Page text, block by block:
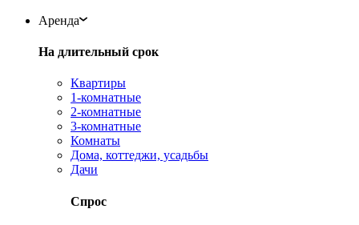
Аренда
На длительный срок
Квартиры
1-комнатные
2-комнатные
3-комнатные
Комнаты
Дома, коттеджи, усадьбы
Дачи
Спрос